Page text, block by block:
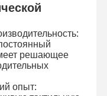
панели
решающее
опыт: